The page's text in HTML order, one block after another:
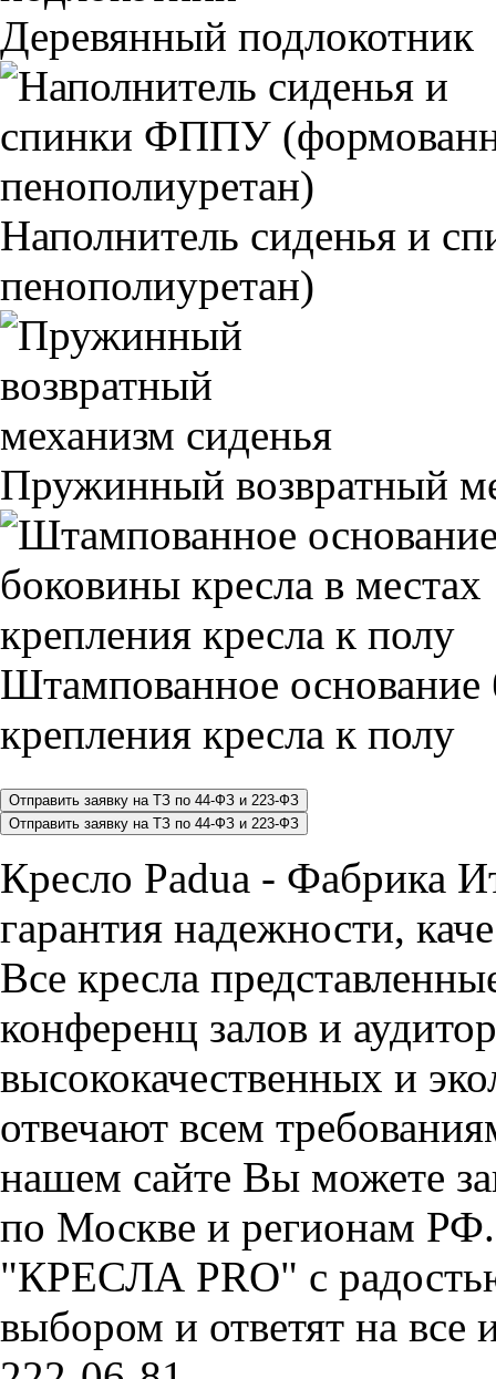
Деревянный подлокотник
Наполнитель сиденья и
пенополиуретан)
Пружинный возвратный
Штампованное основание
крепления кресла к полу
Кресло Padua - Фабрика
гарантия надежности,
Все кресла
конференц залов и
высококачественных и
отвечают всем
нашем сайте Вы можете
по Москве и регионам
"КРЕСЛА PRO" с
выбором и ответят на